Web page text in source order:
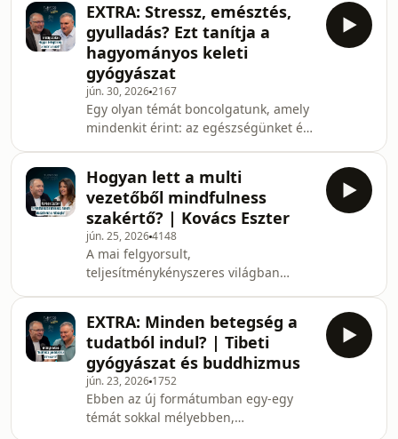
táplálkozás, az alvás és a fizikai
aktivitás áll. A tibeti ha
Tudatos Döntések Podcast legújabb
adása sokkal mélyebbre ás egy
átlagos karrierinterjúnál. Csaba
őszintén mesél arról, miért választotta
a csendesebb, de annál tudatosabb
utat a csillogó kereskedelmi
televíziózás helyett. Marketing és
személyes márkaépítés
szempontjából
EXTRA: Stressz, emésztés,
gyulladás? Ezt tanítja a
hagyományos keleti
gyógyászat
jún. 30, 20262167
Egy olyan témát boncolgatunk, amely
mindenkit érint: az egészségünket és
hagyományos tibeti orvos és
buddhista tanító. A beszélgetés során
mélyebb betekintést nyerünk a tibeti
gyógyászat lenyűgöző és egyben
rendkívül logikus világába.Sokan
hajlamosak misztikus ködbe burkolni
a keleti gyógymódokat. Zoltán
azonban gyorsan rávilágí
Hogyan lett a multi
vezetőből mindfulness
szakértő? | Kovács Eszter
jún. 25, 20264148
A mai felgyorsult,
teljesítménykényszeres világban
kiégés árnyoldalaival. A Tudatos
Döntések Podcast legújabb
epizódjában Szilágyi Gábor vendége
Kovács Eszter, a Mat on the Moon
közösség alapítója. Eszter története
tökéletes példája annak, hogyan lehet
EXTRA: Minden betegség a
tudatból indul? | Tibeti
gyógyászat és buddhizmus
jún. 23, 2026 1752
Ebben az új formátumban egy-egy
témát sokkal mélyebben,